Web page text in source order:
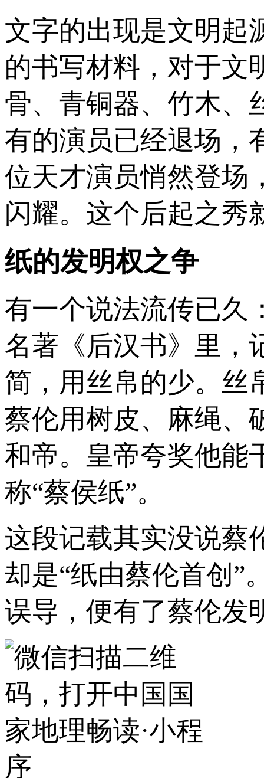
文字的出现是文明起
的书写材料，对于文
骨、青铜器、竹木、
有的演员已经退场，
位天才演员悄然登场
闪耀。这个后起之秀
纸的发明权之争
有一个说法流传已久
名著《后汉书》里，
简，用丝帛的少。丝
蔡伦用树皮、麻绳、
和帝。皇帝夸奖他能
称“蔡侯纸”。
这段记载其实没说蔡
却是“纸由蔡伦首创”
误导，便有了蔡伦发